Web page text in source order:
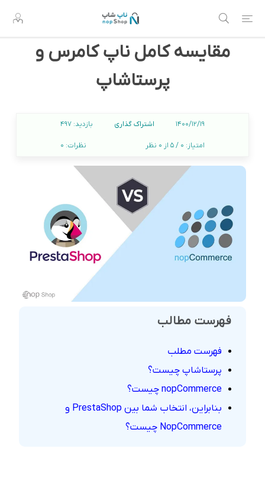
مقایسه کامل ناپ کامرس و
پرستاشاپ
1400/12/19 اشتراک گذاری بازدید:497
امتیاز: 0 / 5 از 0 نظر نظرات: 0
فهرست مطالب
فهرست مطلب
پرستاشاپ چیست؟
nopCommerce چیست؟
بنابراین، انتخاب شما بین PrestaShop و
NopCommerce چیست؟